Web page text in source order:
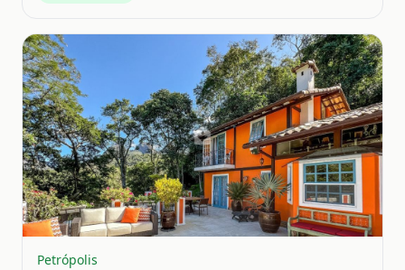
Petrópolis